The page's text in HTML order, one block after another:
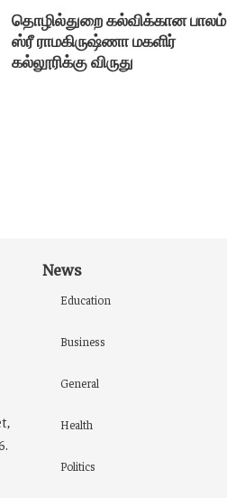
தொழில்துறை கல்விக்கான பாலம்
ஸ்ரீ ராமகிருஷ்ணா மகளிர்
கல்லூரிக்கு விருது
News
Education
Business
General
Health
Politics